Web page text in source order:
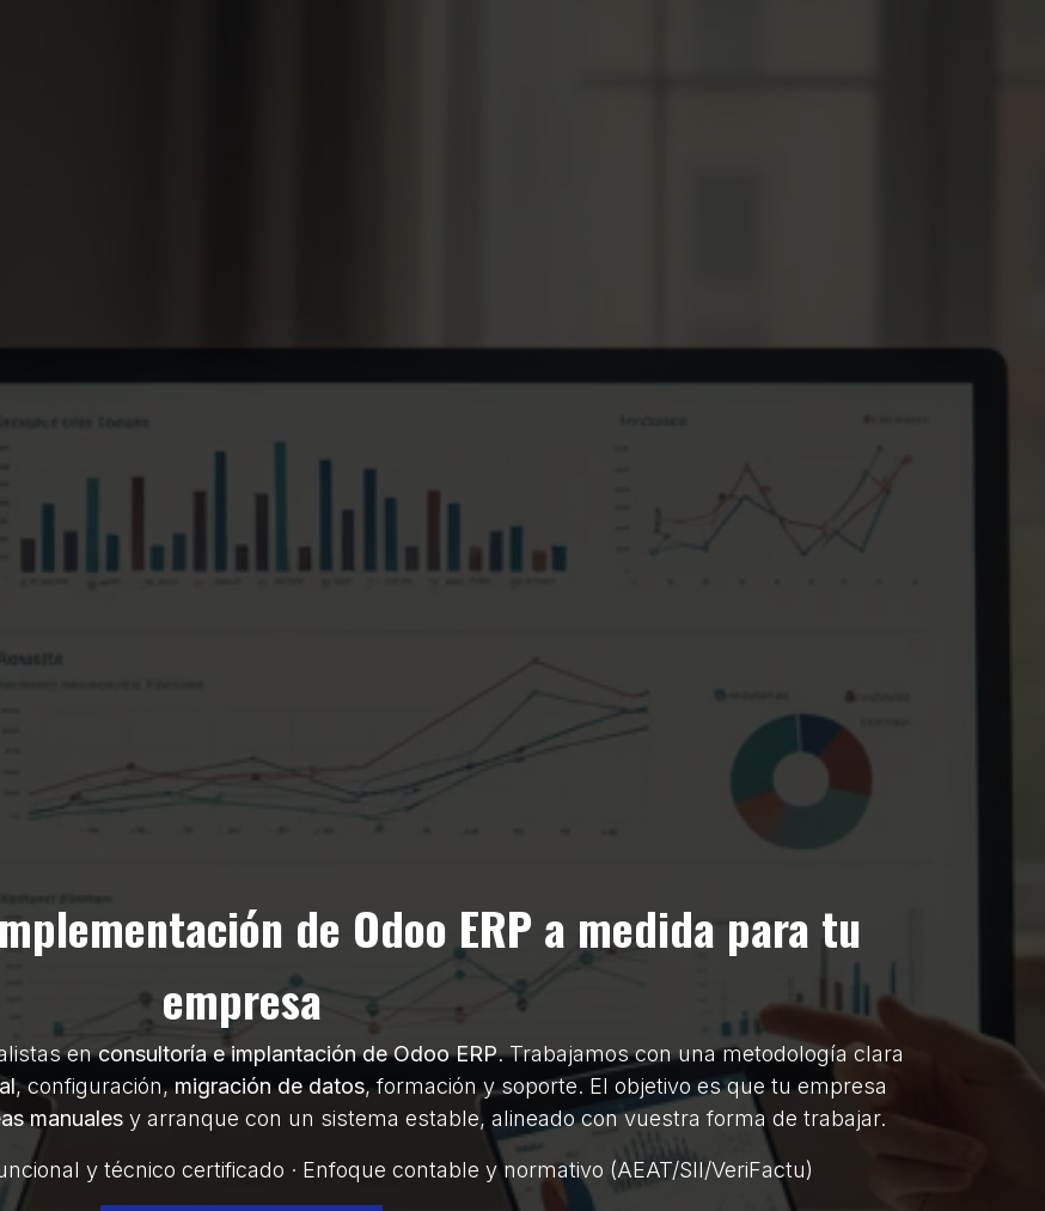
de Odoo ERP a medida para tu
empresa
enconsultoría e implantación de Odoo ERP. Trabajamos con una metodología clara
, configuración, migración de datos, formación y soporte. El objetivo es que tu empresa
manualesy arranque con un sistema estable, alineado con vuestra forma de trabajar.
y técnico certificado · Enfoque contable y normativo (AEAT/SII/VeriFactu)